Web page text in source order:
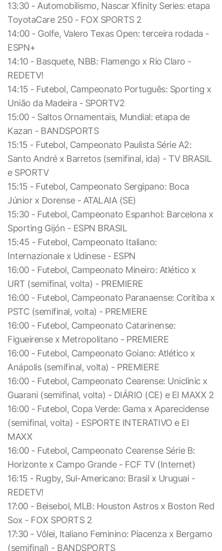
13:30 - Automobilismo, Nascar Xfinity Series: etapa
ToyotaCare 250 - FOX SPORTS 2
14:00 - Golfe, Valero Texas Open: terceira rodada -
ESPN+
14:10 - Basquete, NBB: Flamengo x Rio Claro -
REDETV!
14:15 - Futebol, Campeonato Português: Sporting x
União da Madeira - SPORTV2
15:00 - Saltos Ornamentais, Mundial: etapa de
Kazan - BANDSPORTS
15:15 - Futebol, Campeonato Paulista Série A2:
Santo André x Barretos (semifinal, ida) - TV BRASIL
e SPORTV
15:15 - Futebol, Campeonato Sergipano: Boca
Júnior x Dorense - ATALAIA (SE)
15:30 - Futebol, Campeonato Espanhol: Barcelona x
Sporting Gijón - ESPN BRASIL
15:45 - Futebol, Campeonato Italiano:
Internazionale x Udinese - ESPN
16:00 - Futebol, Campeonato Mineiro: Atlético x
URT (semifinal, volta) - PREMIERE
16:00 - Futebol, Campeonato Paranaense: Coritiba x
PSTC (semifinal, volta) - PREMIERE
16:00 - Futebol, Campeonato Catarinense:
Figueirense x Metropolitano - PREMIERE
16:00 - Futebol, Campeonato Goiano: Atlético x
Anápolis (semifinal, volta) - PREMIERE
16:00 - Futebol, Campeonato Cearense: Uniclinic x
Guarani (semifinal, volta) - DIÁRIO (CE) e EI MAXX 2
16:00 - Futebol, Copa Verde: Gama x Aparecidense
(semifinal, volta) - ESPORTE INTERATIVO e EI
MAXX
16:00 - Futebol, Campeonato Cearense Série B:
Horizonte x Campo Grande - FCF TV (Internet)
16:15 - Rugby, Sul-Americano: Brasil x Uruguai -
REDETV!
17:00 - Beisebol, MLB: Houston Astros x Boston Red
Sox - FOX SPORTS 2
17:30 - Vôlei, Italiano Feminino: Piacenza x Bergamo
(semifinal) - BANDSPORTS